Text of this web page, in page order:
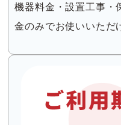
機器料金・設置工事・
金のみでお使いいただ